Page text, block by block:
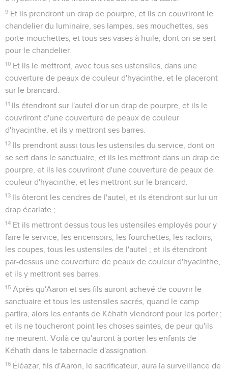
9 Et ils prendront un drap de pourpre, et ils en couvriront le
chandelier du luminaire, ses lampes, ses mouchettes, ses
porte-mouchettes, et tous ses vases à huile, dont on se sert
pour le chandelier.
10 Et ils le mettront, avec tous ses ustensiles, dans une
couverture de peaux de couleur d'hyacinthe, et le placeront
sur le brancard.
11 Ils étendront sur l'autel d'or un drap de pourpre, et ils le
couvriront d'une couverture de peaux de couleur
d'hyacinthe, et ils y mettront ses barres.
12 Ils prendront aussi tous les ustensiles du service, dont on
se sert dans le sanctuaire, et ils les mettront dans un drap de
pourpre, et ils les couvriront d'une couverture de peaux de
couleur d'hyacinthe, et les mettront sur le brancard.
13 Ils ôteront les cendres de l'autel, et ils étendront sur lui un
drap écarlate ;
14 Et ils mettront dessus tous les ustensiles employés pour y
faire le service, les encensoirs, les fourchettes, les racloirs,
les coupes, tous les ustensiles de l'autel ; et ils étendront
par-dessus une couverture de peaux de couleur d'hyacinthe,
et ils y mettront ses barres.
15 Après qu'Aaron et ses fils auront achevé de couvrir le
sanctuaire et tous les ustensiles sacrés, quand le camp
partira, alors les enfants de Kéhath viendront pour les porter ;
et ils ne toucheront point les choses saintes, de peur qu'ils
ne meurent. Voilà ce qu'auront à porter les enfants de
Kéhath dans le tabernacle d'assignation.
16 Éléazar, fils d'Aaron, le sacrificateur, aura la surveillance de